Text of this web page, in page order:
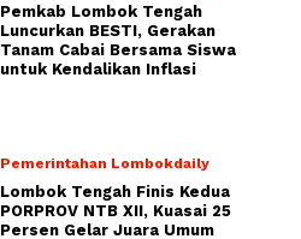
Pemkab Lombok Tengah
Luncurkan BESTI, Gerakan
Tanam Cabai Bersama Siswa
untuk Kendalikan Inflasi
Pemerintahan Lombokdaily
Lombok Tengah Finis Kedua
PORPROV NTB XII, Kuasai 25
Persen Gelar Juara Umum